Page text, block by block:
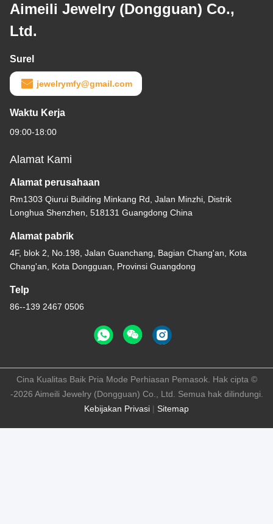
Aimeili Jewelry (Dongguan) Co.,
Ltd.
Surel
jewelrymfy@gmail.com
Waktu Kerja
09:00-18:00
Alamat Kami
Alamat perusahaan
Rm1303 Qiurui Building Minkang Rd, Jalan Minzhi, Distrik
Longhua Shenzhen, 518131 Guangdong China
Alamat pabrik
4F, blok 2, No.198, Jalan Guanchang, Bagian Chang'an, Kota
Chang'an, Kota Dongguan, Provinsi Guangdong
Telp
86--139 2467 0506
Kebijakan Privasi | Sitemap
Cina Kualitas Baik Pria Mode Perhiasan Pemasok. Hak cipta ©
-2026 Aimeili Jewelry (Dongguan) Co., Ltd. Semua hak dilindungi.